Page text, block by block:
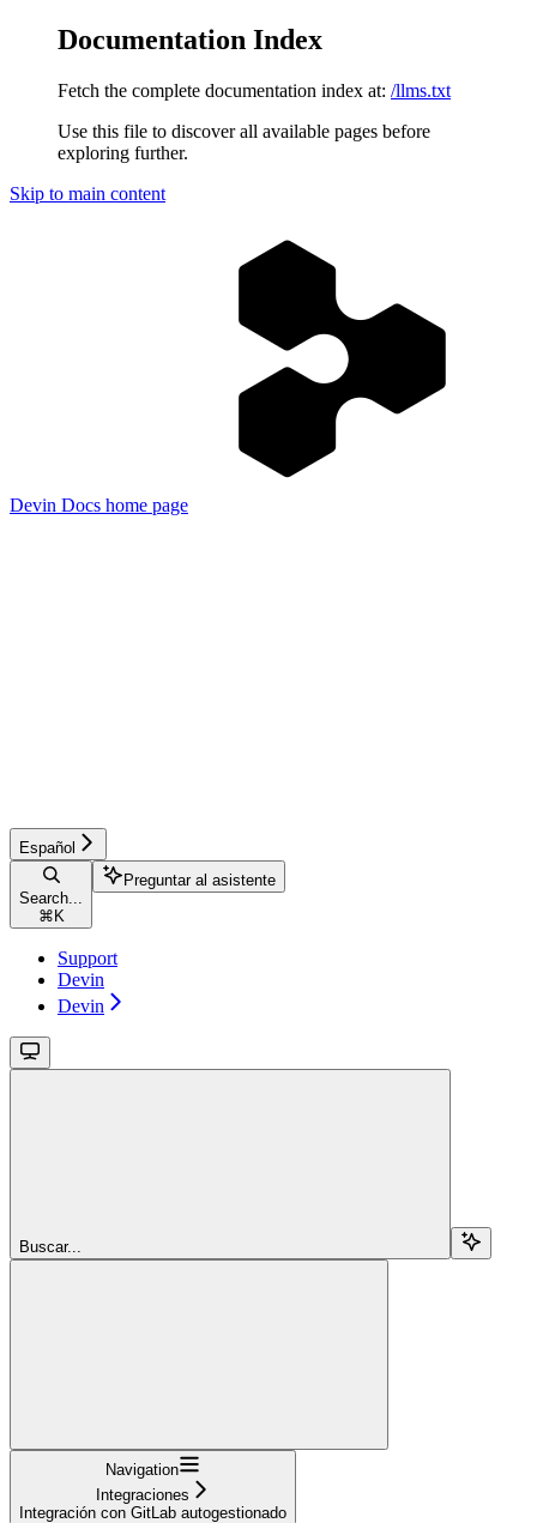
Documentation Index
Fetch the complete documentation index at: /llms.txt
Use this file to discover all available pages before
exploring further.
Skip to main content
Devin Docs home page
Español
Search...
⌘ K
Preguntar al asistente
Support
Devin
Devin
Buscar...
Navigation
Integraciones
Integración con GitLab autogestionado